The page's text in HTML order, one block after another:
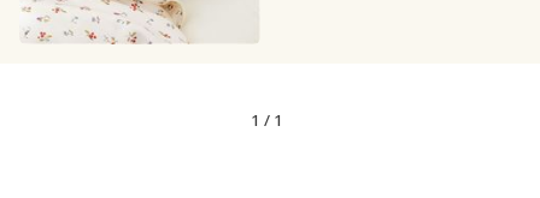
1 / 1